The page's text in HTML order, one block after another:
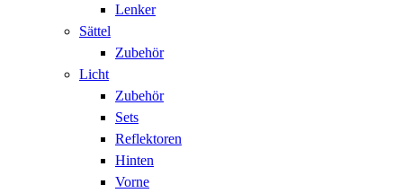
Lenker
Sättel
Zubehör
Licht
Zubehör
Sets
Reflektoren
Hinten
Vorne